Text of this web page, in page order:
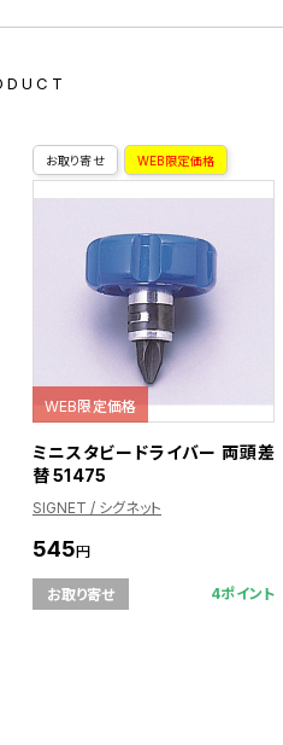
お取り寄せ WEB限定価格
WEB限定価格
ミニスタビードライバー 両頭差
替 51475
SIGNET / シグネット
545円
お取り寄せ 4ポイント